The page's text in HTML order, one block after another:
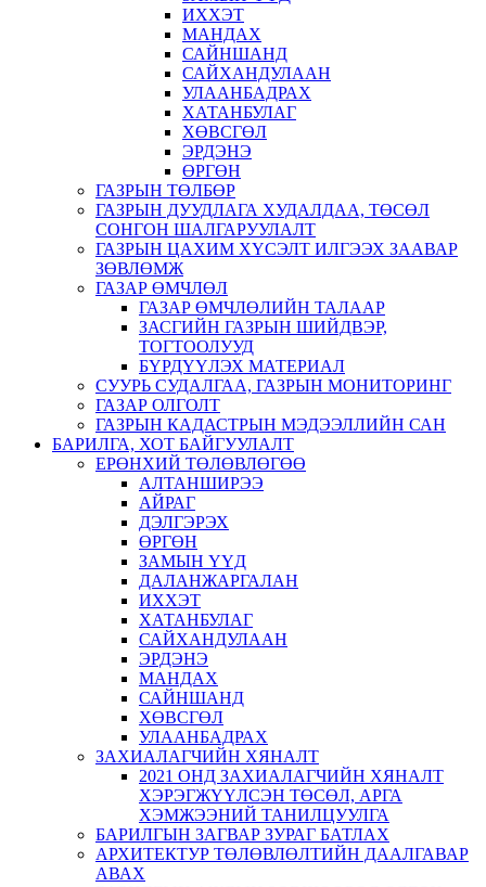
ИХХЭТ
МАНДАХ
САЙНШАНД
САЙХАНДУЛААН
УЛААНБАДРАХ
ХАТАНБУЛАГ
ХӨВСГӨЛ
ЭРДЭНЭ
ӨРГӨН
ГАЗРЫН ТӨЛБӨР
ГАЗРЫН ДУУДЛАГА ХУДАЛДАА, ТӨСӨЛ
СОНГОН ШАЛГАРУУЛАЛТ
ГАЗРЫН ЦАХИМ ХҮСЭЛТ ИЛГЭЭХ ЗААВАР
ЗӨВЛӨМЖ
ГАЗАР ӨМЧЛӨЛ
ГАЗАР ӨМЧЛӨЛИЙН ТАЛААР
ЗАСГИЙН ГАЗРЫН ШИЙДВЭР,
ТОГТООЛУУД
БҮРДҮҮЛЭХ МАТЕРИАЛ
СУУРЬ СУДАЛГАА, ГАЗРЫН МОНИТОРИНГ
ГАЗАР ОЛГОЛТ
ГАЗРЫН КАДАСТРЫН МЭДЭЭЛЛИЙН САН
БАРИЛГА, ХОТ БАЙГУУЛАЛТ
ЕРӨНХИЙ ТӨЛӨВЛӨГӨӨ
АЛТАНШИРЭЭ
АЙРАГ
ДЭЛГЭРЭХ
ӨРГӨН
ЗАМЫН ҮҮД
ДАЛАНЖАРГАЛАН
ИХХЭТ
ХАТАНБУЛАГ
САЙХАНДУЛААН
ЭРДЭНЭ
МАНДАХ
САЙНШАНД
ХӨВСГӨЛ
УЛААНБАДРАХ
ЗАХИАЛАГЧИЙН ХЯНАЛТ
2021 ОНД ЗАХИАЛАГЧИЙН ХЯНАЛТ
ХЭРЭГЖҮҮЛСЭН ТӨСӨЛ, АРГА
ХЭМЖЭЭНИЙ ТАНИЛЦУУЛГА
БАРИЛГЫН ЗАГВАР ЗУРАГ БАТЛАХ
АРХИТЕКТУР ТӨЛӨВЛӨЛТИЙН ДААЛГАВАР
АВАХ